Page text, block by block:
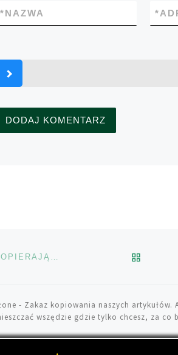
NAZWA
* *
POWODY, DLA KTÓRYCH PRACOWNICY MEDYCZNI POPIERAJĄ MARIHUANĘ
- Zakaz kopiowania naszych artykułów.
wszędzie gdzie tylko chcesz, za co